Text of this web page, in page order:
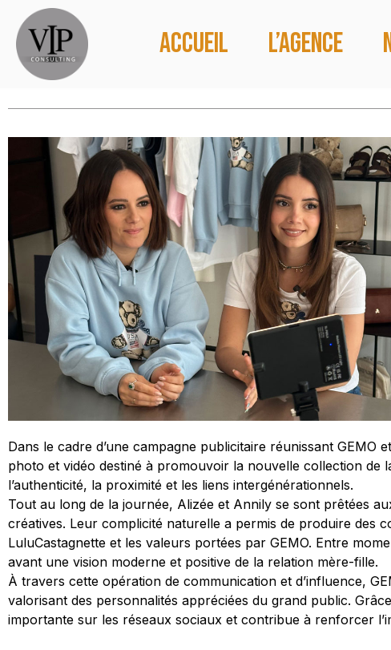
Accueil L’agence
Dans le cadre d’une campagne publicitaire réunissant
photo et vidéo destiné à promouvoir la nouvelle collection de
l’authenticité, la proximité et les liens intergénérationnels.
Tout au long de la journée, Alizée et Annily se sont prêtées
créatives. Leur complicité naturelle a permis de produire des
LuluCastagnette et les valeurs portées par GEMO. Entre
avant une vision moderne et positive de la relation mère-fille.
À travers cette opération de communication et d’influence,
valorisant des personnalités appréciées du grand public.
importante sur les réseaux sociaux et contribue à renforcer